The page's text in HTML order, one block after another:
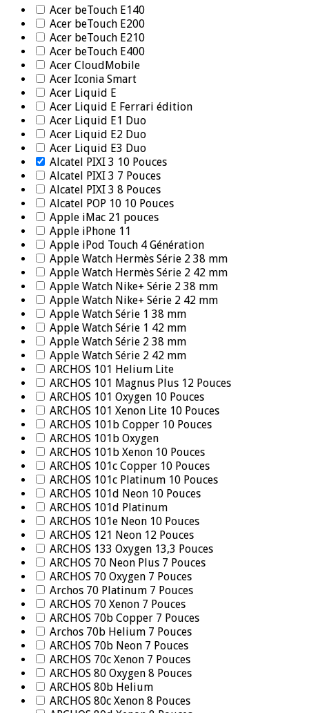
Acer beTouch E140
Acer beTouch E200
Acer beTouch E210
Acer beTouch E400
Acer CloudMobile
Acer Iconia Smart
Acer Liquid E
Acer Liquid E Ferrari édition
Acer Liquid E1 Duo
Acer Liquid E2 Duo
Acer Liquid E3 Duo
Alcatel PIXI 3 10 Pouces
Alcatel PIXI 3 7 Pouces
Alcatel PIXI 3 8 Pouces
Alcatel POP 10 10 Pouces
Apple iMac 21 pouces
Apple iPhone 11
Apple iPod Touch 4 Génération
Apple Watch Hermès Série 2 38 mm
Apple Watch Hermès Série 2 42 mm
Apple Watch Nike+ Série 2 38 mm
Apple Watch Nike+ Série 2 42 mm
Apple Watch Série 1 38 mm
Apple Watch Série 1 42 mm
Apple Watch Série 2 38 mm
Apple Watch Série 2 42 mm
ARCHOS 101 Helium Lite
ARCHOS 101 Magnus Plus 12 Pouces
ARCHOS 101 Oxygen 10 Pouces
ARCHOS 101 Xenon Lite 10 Pouces
ARCHOS 101b Copper 10 Pouces
ARCHOS 101b Oxygen
ARCHOS 101b Xenon 10 Pouces
ARCHOS 101c Copper 10 Pouces
ARCHOS 101c Platinum 10 Pouces
ARCHOS 101d Neon 10 Pouces
ARCHOS 101d Platinum
ARCHOS 101e Neon 10 Pouces
ARCHOS 121 Neon 12 Pouces
ARCHOS 133 Oxygen 13,3 Pouces
ARCHOS 70 Neon Plus 7 Pouces
ARCHOS 70 Oxygen 7 Pouces
Archos 70 Platinum 7 Pouces
ARCHOS 70 Xenon 7 Pouces
ARCHOS 70b Copper 7 Pouces
Archos 70b Helium 7 Pouces
ARCHOS 70b Neon 7 Pouces
ARCHOS 70c Xenon 7 Pouces
ARCHOS 80 Oxygen 8 Pouces
ARCHOS 80b Helium
ARCHOS 80c Xenon 8 Pouces